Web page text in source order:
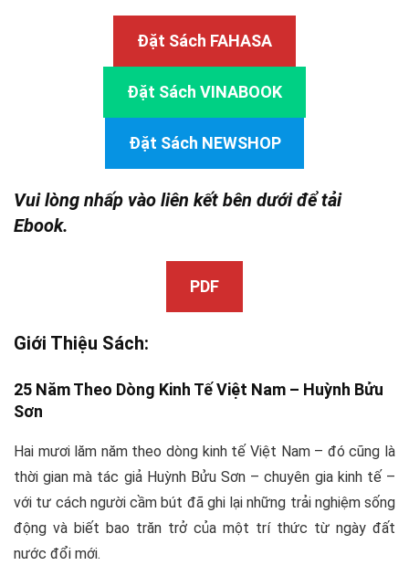
Đặt Sách FAHASA
Đặt Sách VINABOOK
Đặt Sách NEWSHOP
Vui lòng nhấp vào liên kết bên dưới để tải
Ebook.
PDF
Giới Thiệu Sách:
25 Năm Theo Dòng Kinh Tế Việt Nam – Huỳnh Bửu
Sơn
Hai mươi lăm năm theo dòng kinh tế Việt Nam – đó cũng là
thời gian mà tác giả Huỳnh Bửu Sơn – chuyên gia kinh tế –
với tư cách người cầm bút đã ghi lại những trải nghiệm sống
động và biết bao trăn trở của một trí thức từ ngày đất
nước đổi mới.